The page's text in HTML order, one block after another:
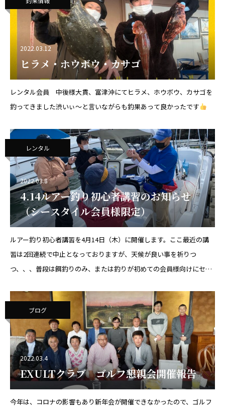
2022.03.12
ヒラメ・ホウボウ・カサゴ
レンタル会員 中後様大貫、富津沖にてヒラメ、ホウボウ、カサゴを
釣ってきました渋いぃ〜と言いながらも釣果あって良かったです
レンタル
2022.03.8
4.14ルアー釣り初心者講習のお知らせ
（シースタイル会員様限定）
ルアー釣り初心者講習を4月14日（木）に開催します。ここ最近の講
習は2回連続で中止となっておりますが、天候が良い事を祈りつ
つ、、、普段は餌釣りのみ、または釣りが初めての会員様向けにセン
後、すぐにポイントに向かい
ブログ
2022.03.4
EXULTクラブ ゴルフ懇親会開催報告
今年は、コロナの影響もあり新年会が開催できなかったので、ゴルフ